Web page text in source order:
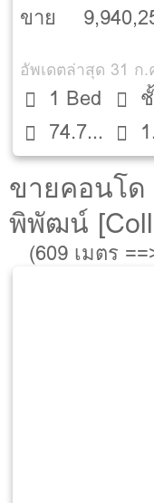
[The
Soon]
ขาย
1 Bed
74.72
ตรม.
1
ห้อง
ขายคอนโด
พิพัฒน์
(609 เมตร